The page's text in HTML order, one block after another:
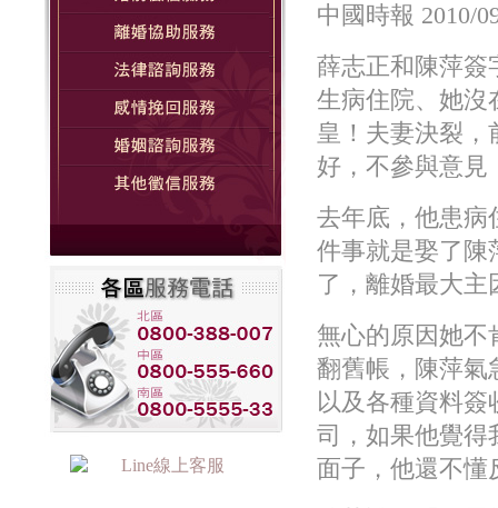
中國時報 2010/
薛志正和陳萍簽
生病住院、她沒
皇！夫妻決裂，
好，不參與意見
去年底，他患病
件事就是娶了陳
了，離婚最大
無心的原因她不
翻舊帳，陳萍氣
以及各種資料
司，如果他覺得
面子，他還不懂